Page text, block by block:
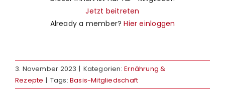
neu
Jetzt beitreten
Already a member?Hier einloggen
3. November 2023 | Kategorien:Ernährung &
Rezepte | Tags: Basis-Mitgliedschaft